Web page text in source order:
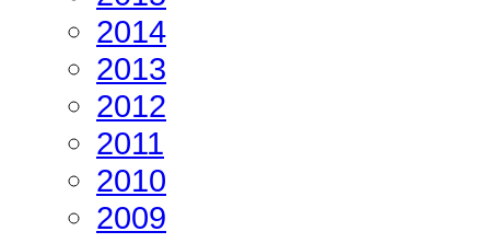
2014
2013
2012
2011
2010
2009